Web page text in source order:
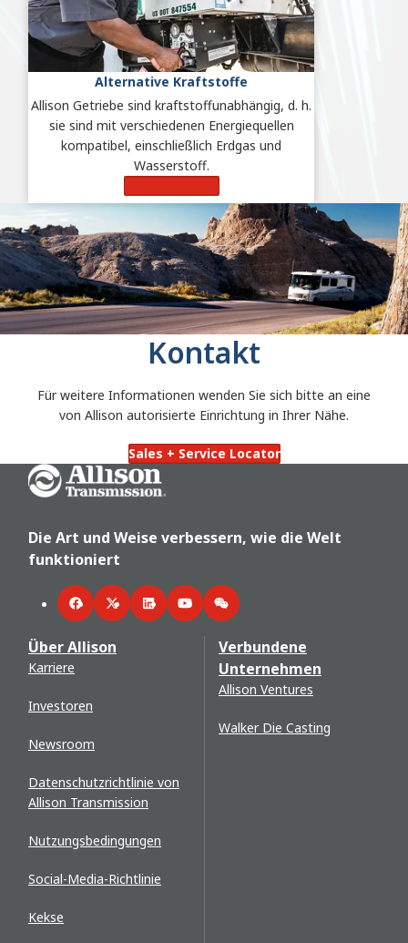
Alternative Kraftstoffe
Allison Getriebe sind kraftstoffunabhängig, d. h.
sie sind mit verschiedenen Energiequellen
kompatibel, einschließlich Erdgas und
Wasserstoff.
Kontakt
Für weitere Informationen wenden Sie sich bitte an eine
von Allison autorisierte Einrichtung in Ihrer Nähe.
Sales + Service Locator
Go Home
Die Art und Weise verbessern, wie die Welt
funktioniert
FacebookTwitterLinkedInYouTubeWeChat
Über Allison
Karriere
Investoren
Newsroom
Datenschutzrichtlinie von
Allison Transmission
Nutzungsbedingungen
Social-Media-Richtlinie
Kekse
Verbundene
Unternehmen
Allison Ventures
Walker Die Casting